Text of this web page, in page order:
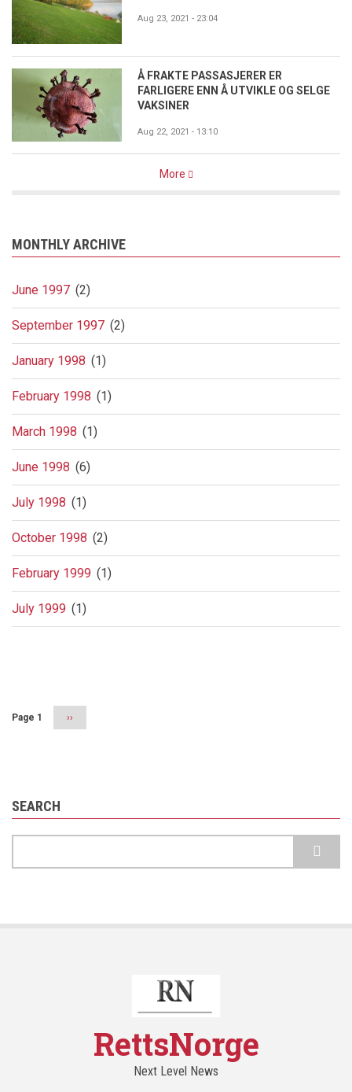
Aug 23, 2021 - 23:04
Å FRAKTE PASSASJERER ER
FARLIGERE ENN Å UTVIKLE OG SELGE
VAKSINER
Aug 22, 2021 - 13:10
More
MONTHLY ARCHIVE
June 1997 (2)
September 1997 (2)
January 1998 (1)
February 1998 (1)
March 1998 (1)
June 1998 (6)
July 1998 (1)
October 1998 (2)
February 1999 (1)
July 1999 (1)
Page 1
Next
››
SEARCH
RettsNorge
Next Level News